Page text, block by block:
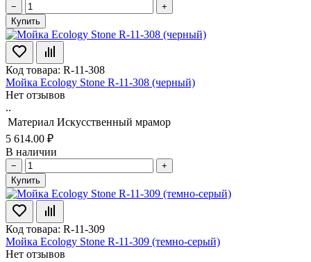
−
+
Купить
Код товара: R-11-308
Мойка Ecology Stone R-11-308 (черный)
Нет отзывов
..
Материал Искусственный мрамор
5 614.00 ₽
В наличии
−
+
Купить
Код товара: R-11-309
Мойка Ecology Stone R-11-309 (темно-серый)
Нет отзывов